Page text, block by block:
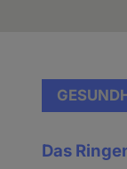
Das